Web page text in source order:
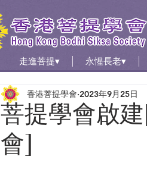
走進菩提▾ 永惺長老▾
菩提學會啟
會]
香港菩提學會 2023年9月25日